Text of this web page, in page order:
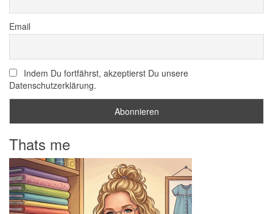
Email
Indem Du fortfährst, akzeptierst Du unsere
Datenschutzerklärung.
Thats me